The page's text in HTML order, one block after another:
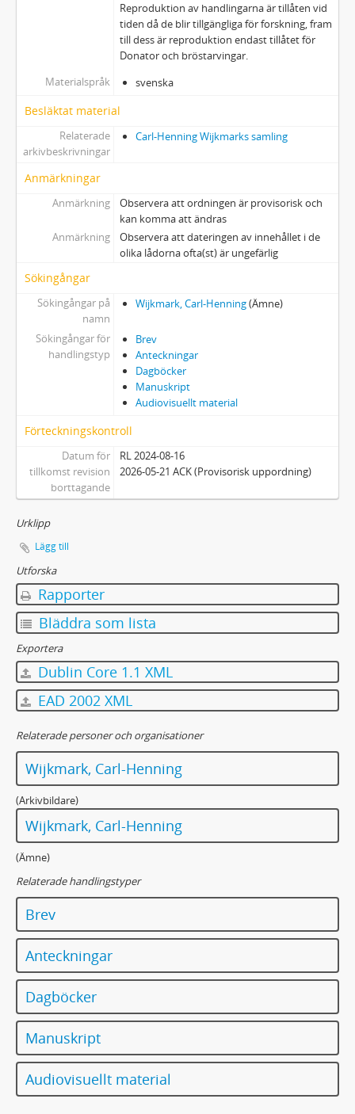
Reproduktion av handlingarna är tillåten vid
tiden då de blir tillgängliga för forskning, fram
till dess är reproduktion endast tillåtet för
Donator och bröstarvingar.
Materialspråk
svenska
Besläktat material
Relaterade
arkivbeskrivningar
Carl-Henning Wijkmarks samling
Anmärkningar
Anmärkning
Observera att ordningen är provisorisk och
kan komma att ändras
Anmärkning
Observera att dateringen av innehållet i de
olika lådorna ofta(st) är ungefärlig
Sökingångar
Sökingångar på
namn
Wijkmark, Carl-Henning(Ämne)
Sökingångar för
handlingstyp
Brev
Anteckningar
Dagböcker
Manuskript
Audiovisuellt material
Förteckningskontroll
Datum för
tillkomst revision
borttagande
RL 2024-08-16
2026-05-21 ACK (Provisorisk uppordning)
Urklipp
Lägg till
Utforska
Rapporter
Bläddra som lista
Exportera
Dublin Core 1.1 XML
EAD 2002 XML
Relaterade personer och organisationer
Wijkmark, Carl-Henning
(Arkivbildare)
Wijkmark, Carl-Henning
(Ämne)
Relaterade handlingstyper
Brev
Anteckningar
Dagböcker
Manuskript
Audiovisuellt material